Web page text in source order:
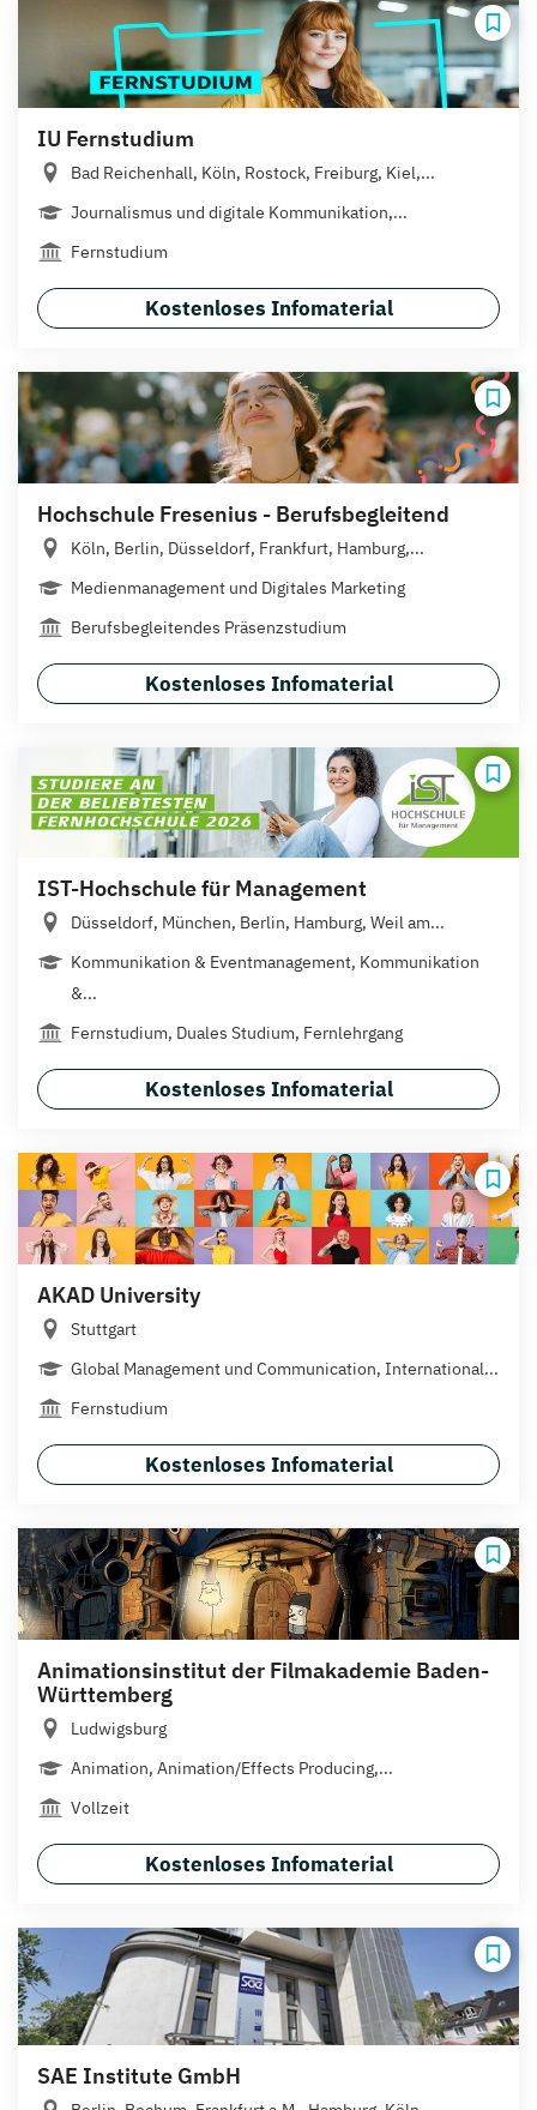
IU Fernstudium
Bad Reichenhall, Köln, Rostock, Freiburg, Kiel,...
Journalismus und digitale Kommunikation,...
Fernstudium
Kostenloses Infomaterial
Hochschule Fresenius - Berufsbegleitend
Köln, Berlin, Düsseldorf, Frankfurt, Hamburg,...
Medienmanagement und Digitales Marketing
Berufsbegleitendes Präsenzstudium
Kostenloses Infomaterial
IST-Hochschule für Management
Düsseldorf, München, Berlin, Hamburg, Weil am...
Kommunikation & Eventmanagement, Kommunikation
&...
Fernstudium, Duales Studium, Fernlehrgang
Kostenloses Infomaterial
AKAD University
Stuttgart
Global Management und Communication, International...
Fernstudium
Kostenloses Infomaterial
Animationsinstitut der Filmakademie Baden-
Württemberg
Ludwigsburg
Animation, Animation/Effects Producing,...
Vollzeit
Kostenloses Infomaterial
SAE Institute GmbH